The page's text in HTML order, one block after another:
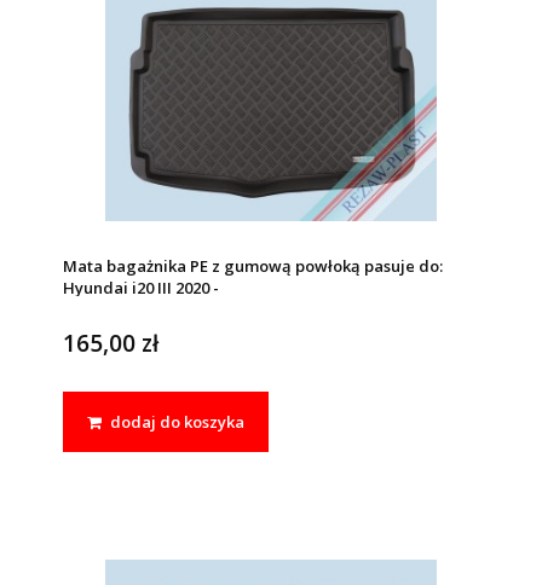
Mata bagażnika PE z gumową powłoką pasuje do:
Hyundai i20 III 2020 -
165,00 zł
dodaj do koszyka